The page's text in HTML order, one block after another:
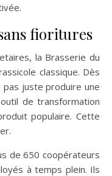
fioritures
la Brasserie du
classique. Dès
juste produire une
de transformation
populaire. Cette
de 650 coopérateurs
à temps plein. Ils